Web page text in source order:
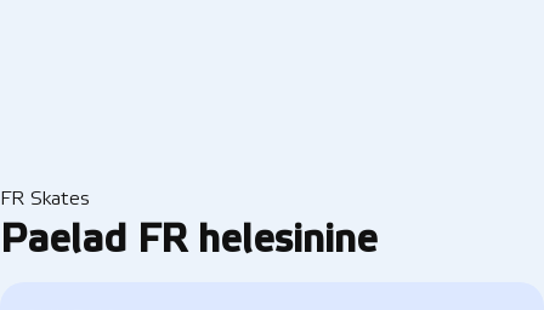
FR Skates
Paelad FR helesinine